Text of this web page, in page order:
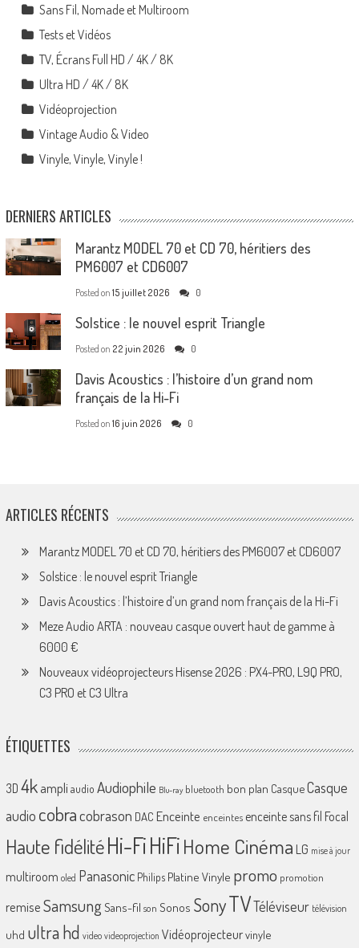
Sans Fil, Nomade et Multiroom
Tests et Vidéos
TV, Écrans Full HD / 4K / 8K
Ultra HD / 4K / 8K
Vidéoprojection
Vintage Audio & Video
Vinyle, Vinyle, Vinyle !
DERNIERS ARTICLES
Marantz MODEL 70 et CD 70, héritiers des
PM6007 et CD6007
Posted on 15 juillet 2026 0
Solstice : le nouvel esprit Triangle
Posted on 22 juin 2026 0
Davis Acoustics : l’histoire d’un grand nom
français de la Hi-Fi
Posted on 16 juin 2026 0
ARTICLES RÉCENTS
Marantz MODEL 70 et CD 70, héritiers des PM6007 et CD6007
Solstice : le nouvel esprit Triangle
Davis Acoustics : l’histoire d’un grand nom français de la Hi-Fi
Meze Audio ARTA : nouveau casque ouvert haut de gamme à
6000 €
Nouveaux vidéoprojecteurs Hisense 2026 : PX4-PRO, L9Q PRO,
C3 PRO et C3 Ultra
ÉTIQUETTES
3D 4k ampliaudio Audiophile Blu-ray bluetooth bon plan CasqueCasque
audio cobracobrason DAC Enceinte enceintes enceinte sans fil Focal
Haute fidélitéHi-FiHiFiHome Cinéma LG mise à jour
multiroom oled Panasonic Philips Platine Vinyle promo promotion
remiseSamsungSans-fil son Sonos SonyTVTéléviseur télévision
uhd ultra hd video videoprojection Vidéoprojecteurvinyle